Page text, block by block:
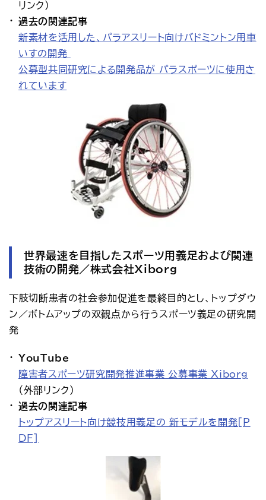
リンク）
過去の関連記事
新素材を活用した、パラアスリート向けバドミントン用車
いすの開発
公募型共同研究による開発品が パラスポーツに使用さ
れています
世界最速を目指したスポーツ用義足および関連
技術の開発／株式会社Xiborg
下肢切断患者の社会参加促進を最終目的とし、トップダウ
ン／ボトムアップの双観点から行うスポーツ義足の研究開
発
YouTube
障害者スポーツ研究開発推進事業_公募事業_Xiborg
（外部リンク）
過去の関連記事
トップアスリート向け競技用義足の 新モデルを開発[P
DF]